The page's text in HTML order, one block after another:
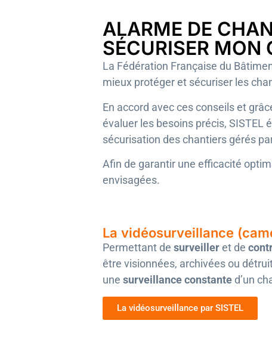
ALARME DE
SÉCURISER MON
La Fédération Française du
mieux protéger et sécuriser les
En accord avec ces conseils et
évaluer les besoins précis, SISTEL
sécurisation des chantiers gérés
Afin de garantir une efficacité
envisagées.
La vidéosurveillance
Permettant de surveilleret de
être visionnées, archivées ou
une surveillance constante d’un
La vidéosurveillance par SISTEL